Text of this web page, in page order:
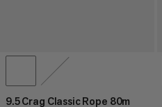
9.5 Crag Classic Rope 80m